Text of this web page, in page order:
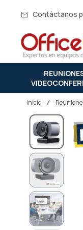
Contáctanos
Inicio
Saltar
final
de
la
galería
imágenes